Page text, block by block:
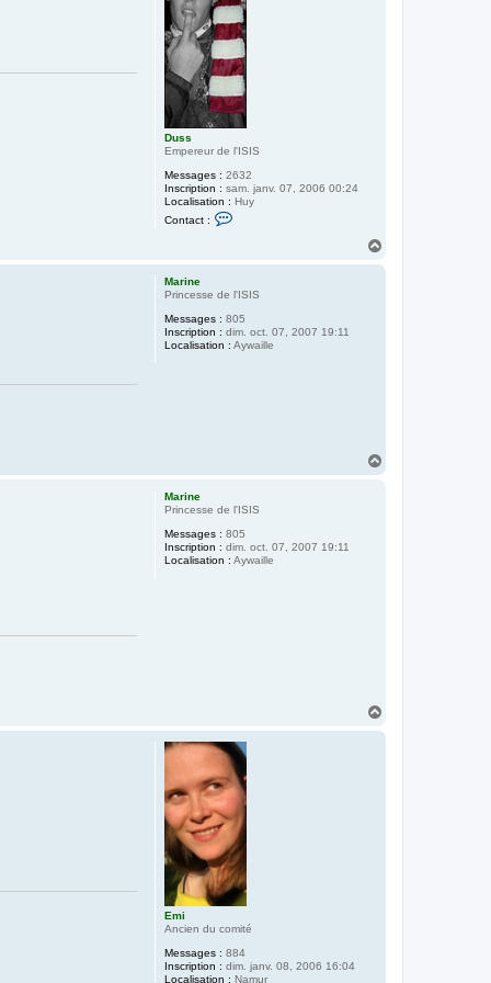
Duss
Empereur de l'ISIS
Messages : 2632
Inscription : sam. janv. 07, 2006 00:24
Localisation : Huy
Contact :
a
t
r
D
u
Marine
Princesse de l'ISIS
Messages : 805
Inscription : dim. oct. 07, 2007 19:11
Localisation : Aywaille
Marine
Princesse de l'ISIS
Messages : 805
Inscription : dim. oct. 07, 2007 19:11
Localisation : Aywaille
Emi
Ancien du comité
Messages : 884
Inscription : dim. janv. 08, 2006 16:04
Localisation : Namur